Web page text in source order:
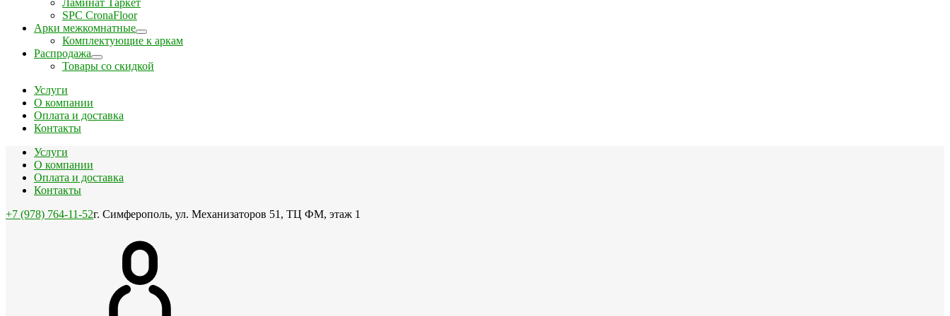
Ламинат Таркет
SPC CronaFloor
Арки межкомнатные
Комплектующие к аркам
Распродажа
Товары со скидкой
Услуги
О компании
Оплата и доставка
Контакты
Услуги
О компании
Оплата и доставка
Контакты
+7 (978) 764-11-52г. Симферополь, ул. Механизаторов 51, ТЦ ФМ, этаж 1